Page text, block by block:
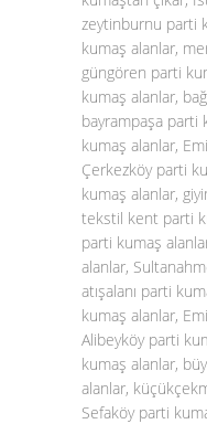
zeytinburnu parti
kumaş alanlar,
güngören parti
kumaş alanlar,
bayrampaşa parti
kumaş alanlar,
Çerkezköy parti
kumaş alanlar,
tekstil kent parti
parti kumaş
alanlar,
atışalanı parti
kumaş alanlar,
Alibeyköy parti
kumaş alanlar,
alanlar,
Sefaköy parti